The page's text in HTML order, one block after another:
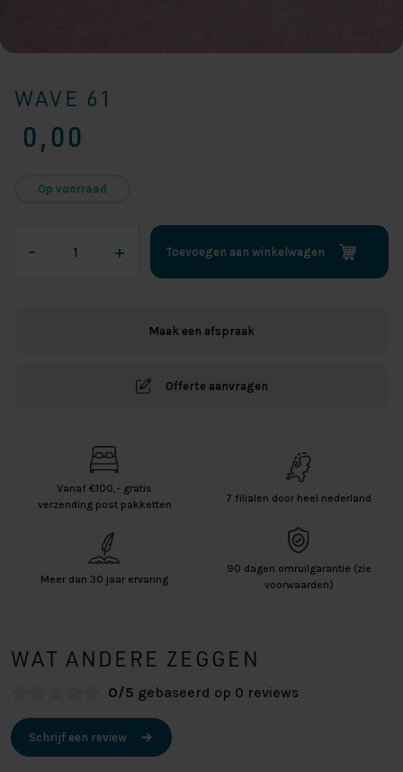
WAVE 61
0,00
Op voorraad
– + Toevoegen aan winkelwagen
Maak een afspraak
Offerte aanvragen
Vanaf €100,- gratis
verzending post pakketten
7 filialen door heel nederland
Meer dan 30 jaar ervaring
90 dagen omruilgarantie (zie
voorwaarden)
WAT ANDERE ZEGGEN
0/5 gebaseerd op 0 reviews
Schrijf een review